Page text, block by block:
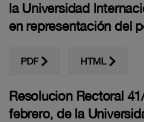
la Universidad
en representación del
PDF HTML
Resolucion Rectoral
febrero, de la